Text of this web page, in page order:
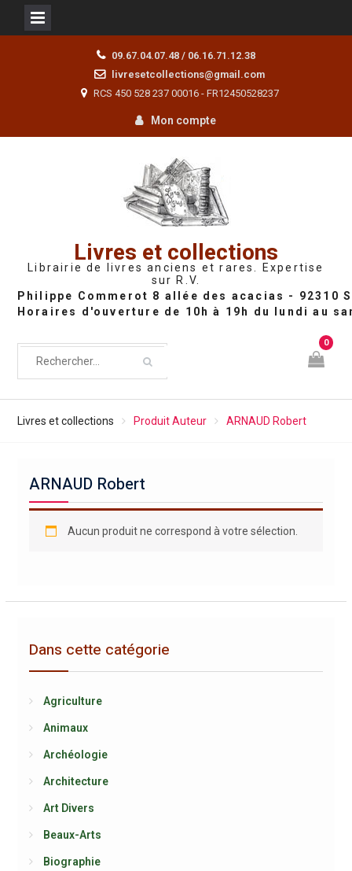
09.67.04.07.48 / 06.16.71.12.38
livresetcollections@gmail.com
RCS 450 528 237 00016 - FR12450528237
Mon compte
Livres et collections
Librairie de livres anciens et rares. Expertise
sur R.V.
0
Livres et collections Produit Auteur ARNAUD Robert
ARNAUD Robert
Aucun produit ne correspond à votre sélection.
Dans cette catégorie
Agriculture
Animaux
Archéologie
Architecture
Art Divers
Beaux-Arts
Biographie